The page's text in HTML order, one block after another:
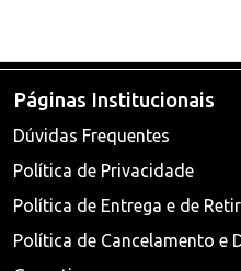
Páginas Institucionais
Dúvidas Frequentes
Política de Privacidade
Política de Entrega e de
Política de Cancelamento e